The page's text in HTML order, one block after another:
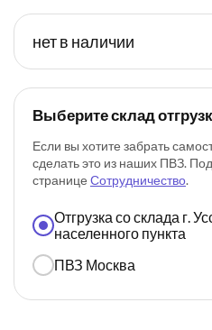
нет в наличии
Выберите склад
Если вы хотите забрать
сделать это из наших ПВЗ.
странице Сотрудничество.
Отгрузка со склада г.
населенного пункта
ПВЗ Москва